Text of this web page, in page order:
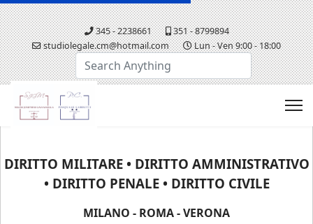
345 - 2238661
351 - 8799894
studiolegale.cm@hotmail.com
Lun - Ven 9:00 - 18:00
DIRITTO MILITARE • DIRITTO AMMINISTRATIVO
• DIRITTO PENALE • DIRITTO CIVILE
MILANO - ROMA - VERONA